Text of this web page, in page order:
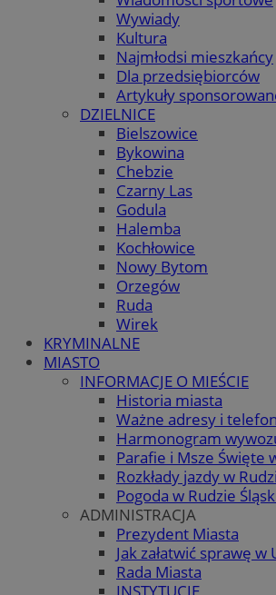
Wywiady
Kultura
Najmłodsi mieszkańcy
Dla przedsiębiorców
Artykuły
DZIELNICE
Bielszowice
Bykowina
Chebzie
Czarny Las
Godula
Halemba
Kochłowice
Nowy Bytom
Orzegów
Ruda
Wirek
KRYMINALNE
MIASTO
INFORMACJE O MIEŚCIE
Historia miasta
Ważne adresy i
Harmonogram
Parafie i Msze Święte
Rozkłady jazdy w
Pogoda w Rudzie
ADMINISTRACJA
Prezydent Miasta
Jak załatwić sprawę
Rada Miasta